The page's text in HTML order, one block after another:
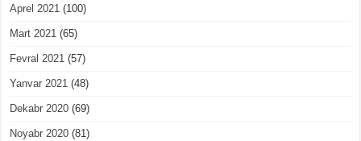
Aprel 2021 (100)
Mart 2021 (65)
Fevral 2021 (57)
Yanvar 2021 (48)
Dekabr 2020 (69)
Noyabr 2020 (81)